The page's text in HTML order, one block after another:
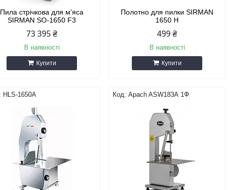
Пила стрічкова для м'яса
SIRMAN SO-1650 F3
73 395 ₴
В наявності
Купити
Полотно для пилки SIRMAN
1650 H
499 ₴
В наявності
Купити
HLS-1650A Apach ASW183А 1Ф